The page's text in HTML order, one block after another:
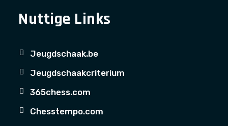
Nuttige Links
Jeugdschaak.be
Jeugdschaakcriterium
365chess.com
Chesstempo.com